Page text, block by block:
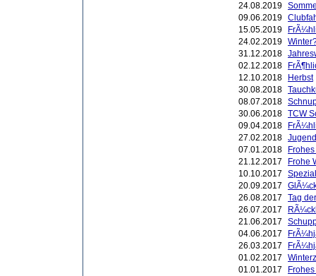
24.08.2019
09.06.2019
15.05.2019
24.02.2019
31.12.2018
02.12.2018
12.10.2018
Herbst
30.08.2018
08.07.2018
30.06.2018 TCW
09.04.2018
27.02.2018
07.01.2018
21.12.2017
Frohe
10.10.2017
20.09.2017
26.08.2017
Tag
26.07.2017
21.06.2017
04.06.2017
26.03.2017
01.02.2017
01.01.2017